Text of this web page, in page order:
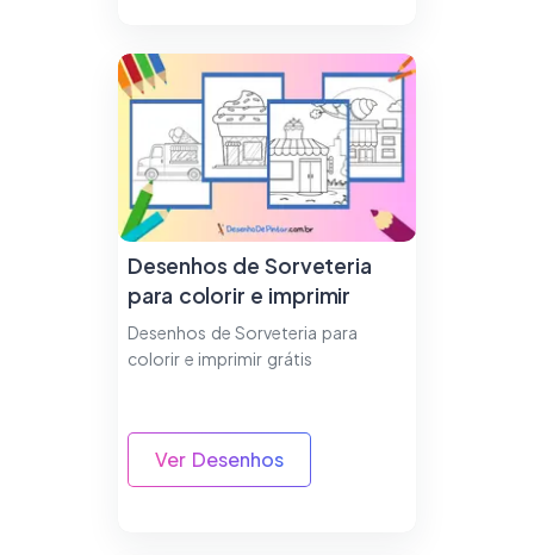
Desenhos de Sorveteria
para colorir e imprimir
Desenhos de Sorveteria para
colorir e imprimir grátis
Ver Desenhos